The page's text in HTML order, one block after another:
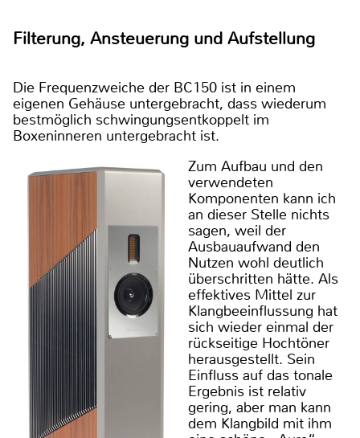
Filterung, Ansteuerung und Aufstellung
Die Frequenzweiche der BC150 ist in einem
eigenen Gehäuse untergebracht, dass wiederum
bestmöglich schwingungsentkoppelt im
Boxeninneren untergebracht ist.
Zum Aufbau und den
verwendeten
Komponenten kann ich
an dieser Stelle nichts
sagen, weil der
Ausbauaufwand den
Nutzen wohl deutlich
überschritten hätte. Als
effektives Mittel zur
Klangbeeinflussung hat
sich wieder einmal der
rückseitige Hochtöner
herausgestellt. Sein
Einfluss auf das tonale
Ergebnis ist relativ
gering, aber man kann
dem Klangbild mit ihm